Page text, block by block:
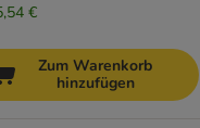
€
Zum Warenkorb
hinzufügen